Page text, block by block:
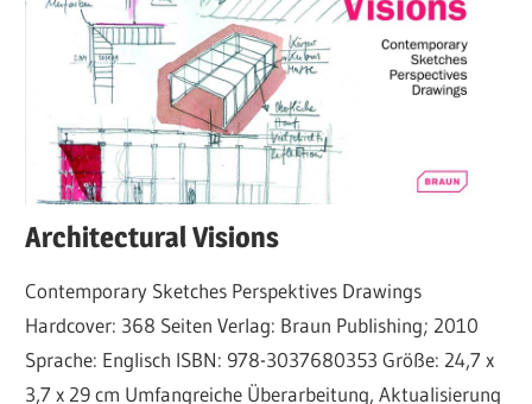
Architectural Visions
Contemporary Sketches Perspektives Drawings
Hardcover: 368 Seiten Verlag: Braun Publishing; 2010
Sprache: Englisch ISBN: 978-3037680353 Größe: 24,7 x
3,7 x 29 cm Umfangreiche Überarbeitung, Aktualisierung